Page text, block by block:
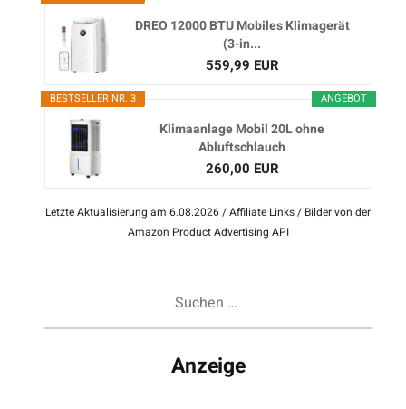
DREO 12000 BTU Mobiles Klimagerät
(3-in...
559,99 EUR
ANGEBOT
BESTSELLER NR. 3
Klimaanlage Mobil 20L ohne
Abluftschlauch
260,00 EUR
Letzte Aktualisierung am 6.08.2026 / Affiliate Links / Bilder von der
Amazon Product Advertising API
Anzeige